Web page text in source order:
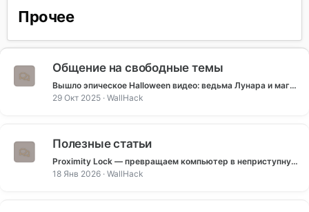
Прочее
Общение на свободные темы
Вышло эпическое Halloween видео: ведьма Лунара и магия на весь мир
29 Окт 2025 WallHack
Полезные статьи
Proximity Lock — превращаем компьютер в неприступную крепость с блокировкой по Bluetooth
18 Янв 2026 WallHack